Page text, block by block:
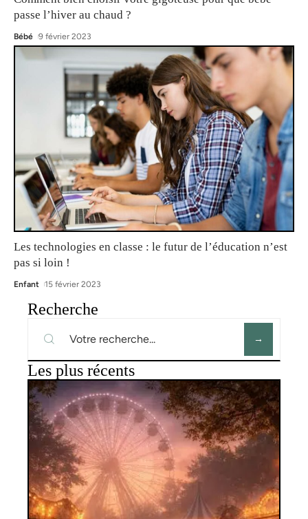
passe l’hiver au chaud ?
Bébé 9 février 2023
Les technologies en classe : le futur de l’éducation n’est
pas si loin !
Enfant 15 février 2023
Recherche
Les plus récents